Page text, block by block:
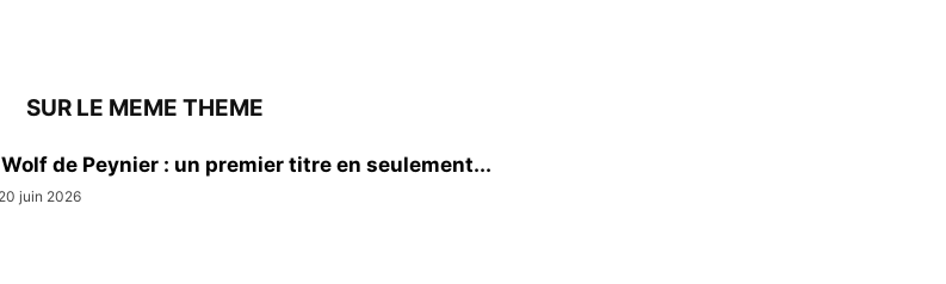
SUR LE MEME THEME
de Peynier : un premier titre en seulement...
20 juin 2026